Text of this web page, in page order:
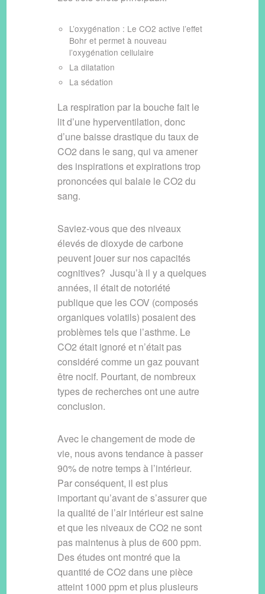
L’oxygénation : Le CO2 active l’effet
Bohr et permet à nouveau
l’oxygénation cellulaire
La dilatation
La sédation
La respiration par la bouche fait le
lit d’une hyperventilation, donc
d’une baisse drastique du taux de
CO2 dans le sang, qui va amener
des inspirations et expirations trop
prononcées qui balaie le CO2 du
sang.
Saviez-vous que des niveaux
élevés de dioxyde de carbone
peuvent jouer sur nos capacités
cognitives? Jusqu’à il y a quelques
années, il était de notoriété
publique que les COV (composés
organiques volatils) posaient des
problèmes tels que l’asthme. Le
CO2 était ignoré et n’était pas
considéré comme un gaz pouvant
être nocif. Pourtant, de nombreux
types de recherches ont une autre
conclusion.
Avec le changement de mode de
vie, nous avons tendance à passer
90% de notre temps à l’intérieur.
Par conséquent, il est plus
important qu’avant de s’assurer que
la qualité de l’air intérieur est saine
et que les niveaux de CO2 ne sont
pas maintenus à plus de 600 ppm.
Des études ont montré que la
quantité de CO2 dans une pièce
atteint 1000 ppm et plus plusieurs